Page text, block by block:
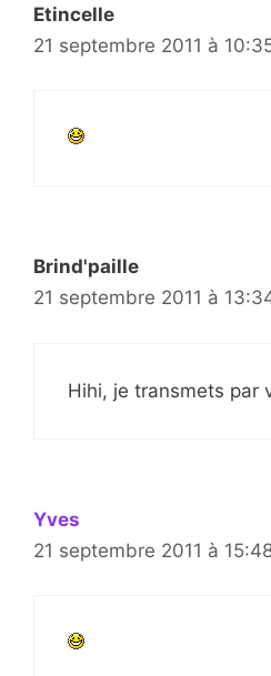
Etincelle
21 septembre 2011 à
Brind'paille
21 septembre 2011 à
Hihi, je transmets par
Yves
21 septembre 2011 à